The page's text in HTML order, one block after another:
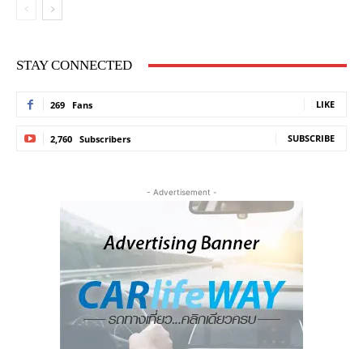
STAY CONNECTED
269 Fans LIKE
2,760 Subscribers SUBSCRIBE
- Advertisement -